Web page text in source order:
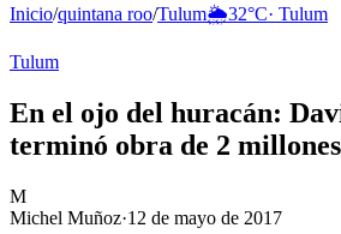
Inicio/quintana roo/Tulum🌦️32°C· Tulum
Tulum
En el ojo del huracán:
terminó obra de 2 millones
M
Michel Muñoz·12 de mayo de 2017